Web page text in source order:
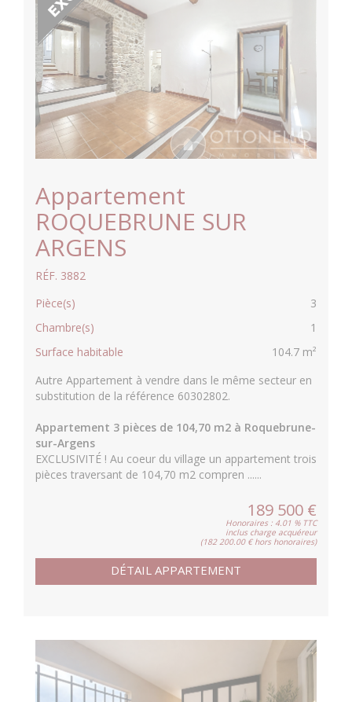
Appartement
ROQUEBRUNE SUR
ARGENS
RÉF. 3882
Pièce(s)
3
Chambre(s)
1
Surface habitable
104.7 m²
Autre Appartement à vendre dans le même secteur en
substitution de la référence 60302802.
Appartement 3 pièces de 104,70 m2 à Roquebrune-
sur-Argens
EXCLUSIVITÉ ! Au coeur du village un appartement trois
pièces traversant de 104,70 m2 compren ......
189 500 €
Honoraires : 4.01 % TTC
inclus charge acquéreur
(182 200.00 € hors honoraires)
DÉTAIL APPARTEMENT